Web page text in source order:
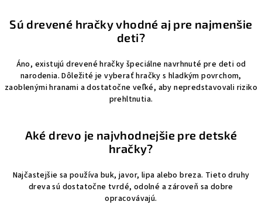
Sú drevené hračky vhodné aj pre najmenšie
deti?
Áno, existujú drevené hračky špeciálne navrhnuté pre deti od
narodenia. Dôležité je vyberať hračky s hladkým povrchom,
zaoblenými hranami a dostatočne veľké, aby nepredstavovali riziko
prehltnutia.
Aké drevo je najvhodnejšie pre detské
hračky?
Najčastejšie sa používa buk, javor, lipa alebo breza. Tieto druhy
dreva sú dostatočne tvrdé, odolné a zároveň sa dobre
opracovávajú.